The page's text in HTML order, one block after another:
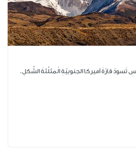
تَسودُ قارّةَ أميركا الجنوبيّةِ الُمثلَّثةَ الشَّكلِ.